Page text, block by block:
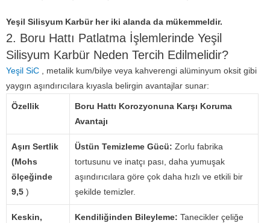
Yeşil Silisyum Karbür her iki alanda da mükemmeldir.
2. Boru Hattı Patlatma İşlemlerinde Yeşil
Silisyum Karbür Neden Tercih Edilmelidir?
Yeşil SiC , metalik kum/bilye veya kahverengi alüminyum oksit gibi
yaygın aşındırıcılara kıyasla belirgin avantajlar sunar:
Özellik
Boru Hattı Korozyonuna Karşı Koruma
Avantajı
Aşırı Sertlik
(Mohs
ölçeğinde
9,5 )
Üstün Temizleme Gücü: Zorlu fabrika
tortusunu ve inatçı pası, daha yumuşak
aşındırıcılara göre çok daha hızlı ve etkili bir
şekilde temizler.
Keskin,
Kendiliğinden Bileyleme: Tanecikler çeliğe